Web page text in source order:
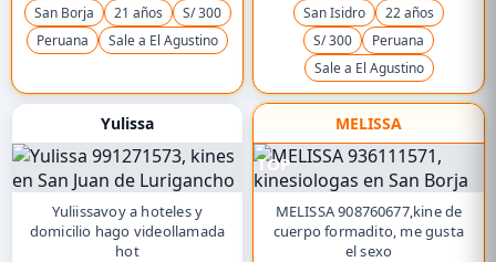
San Borja 21 años
S/ 300
Peruana
Sale a El Agustino
San Isidro
22 años
S/ 300
Peruana
Sale a El Agustino
Yulissa
Yuliissavoy a hoteles y
domicilio hago videollamada
hot
MELISSA
TOP
MELISSA 908760677,kine de
cuerpo formadito, me gusta
el sexo